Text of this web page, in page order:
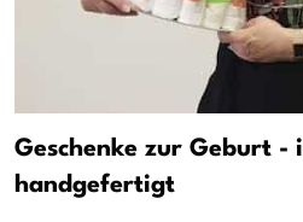
Geschenke zur Geburt -
handgefertigt